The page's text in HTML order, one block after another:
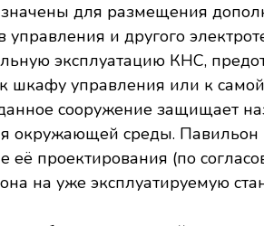
для размещения
и другого
эксплуатацию КНС,
шкафу управления или к
сооружение защищает
окружающей среды.
её проектирования (по
на уже эксплуатируемую